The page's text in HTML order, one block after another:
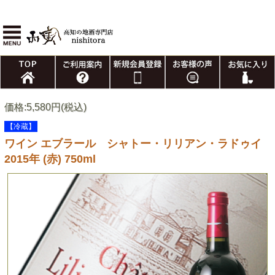
価格:5,580円(税込)
【冷蔵】
ワイン エブラール シャトー・リリアン・ラドゥイ
2015年 (赤) 750ml